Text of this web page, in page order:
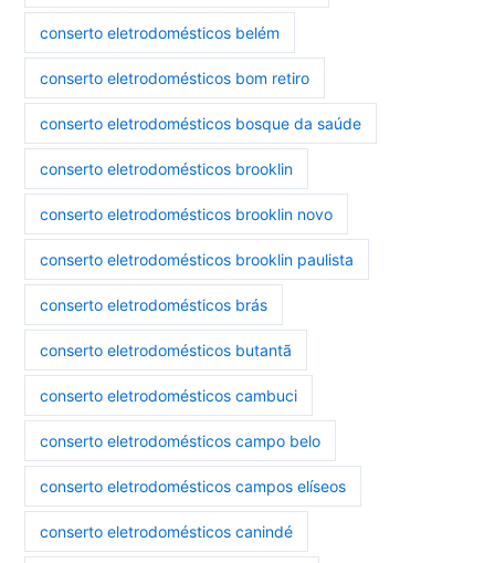
conserto eletrodomésticos belém
conserto eletrodomésticos bom retiro
conserto eletrodomésticos bosque da saúde
conserto eletrodomésticos brooklin
conserto eletrodomésticos brooklin novo
conserto eletrodomésticos brooklin paulista
conserto eletrodomésticos brás
conserto eletrodomésticos butantã
conserto eletrodomésticos cambuci
conserto eletrodomésticos campo belo
conserto eletrodomésticos campos elíseos
conserto eletrodomésticos canindé